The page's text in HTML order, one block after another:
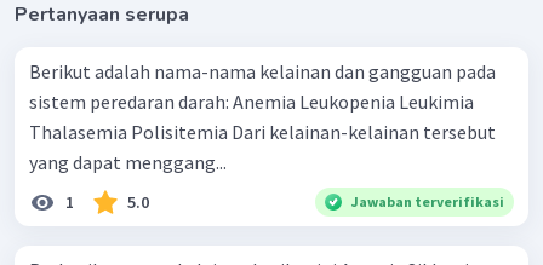
Pertanyaan serupa
Berikut adalah nama-nama kelainan dan gangguan pada
sistem peredaran darah: Anemia Leukopenia Leukimia
Thalasemia Polisitemia Dari kelainan-kelainan tersebut
yang dapat menggang...
1 5.0 Jawaban terverifikasi